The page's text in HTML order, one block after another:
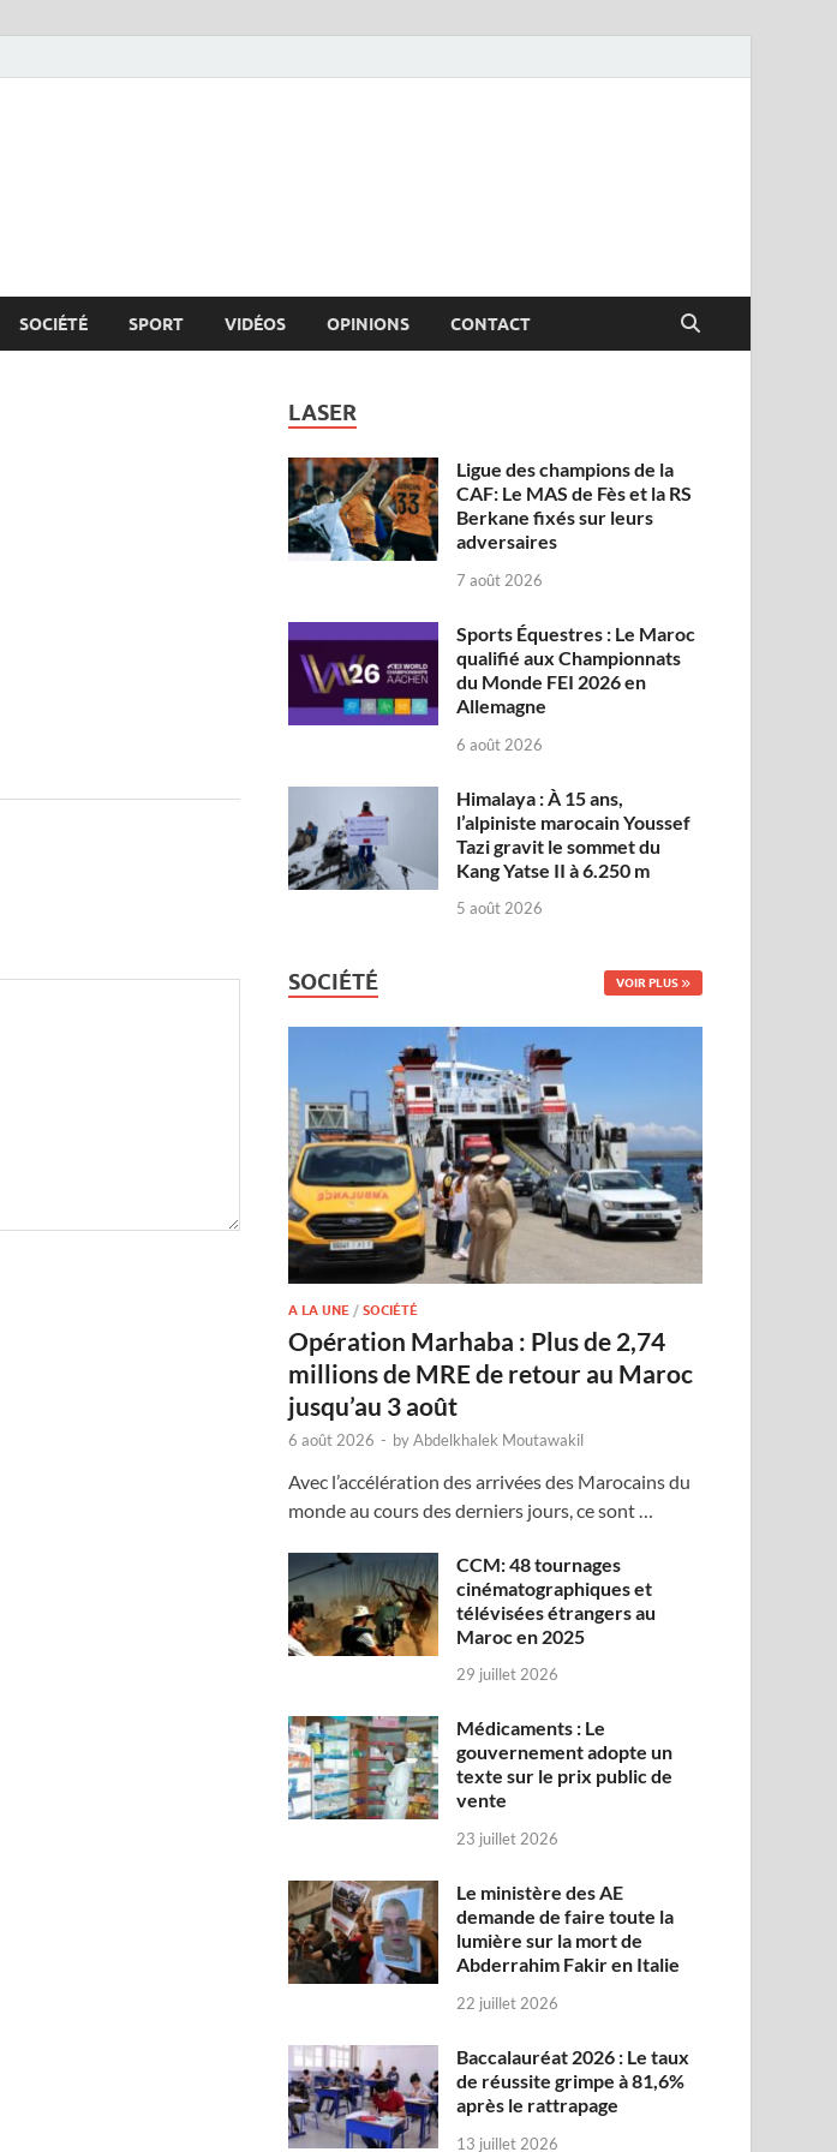
SOCIÉTÉ SPORT VIDÉOS OPINIONS CONTACT
LASER
Ligue des champions de la
CAF: Le MAS de Fès et la RS
Berkane fixés sur leurs
adversaires
7 août 2026
Sports Équestres : Le Maroc
qualifié aux Championnats
du Monde FEI 2026 en
Allemagne
6 août 2026
Himalaya : À 15 ans,
l’alpiniste marocain Youssef
Tazi gravit le sommet du
Kang Yatse II à 6.250 m
5 août 2026
SOCIÉTÉ VOIR PLUS
A LA UNE /SOCIÉTÉ
Opération Marhaba : Plus de 2,74
millions de MRE de retour au Maroc
jusqu’au 3 août
6 août 2026 - byAbdelkhalek Moutawakil
Avec l’accélération des arrivées des Marocains du
monde au cours des derniers jours, ce sont …
CCM: 48 tournages
cinématographiques et
télévisées étrangers au
Maroc en 2025
29 juillet 2026
Médicaments : Le
gouvernement adopte un
texte sur le prix public de
vente
23 juillet 2026
Le ministère des AE
demande de faire toute la
lumière sur la mort de
Abderrahim Fakir en Italie
22 juillet 2026
Baccalauréat 2026 : Le taux
de réussite grimpe à 81,6%
après le rattrapage
13 juillet 2026